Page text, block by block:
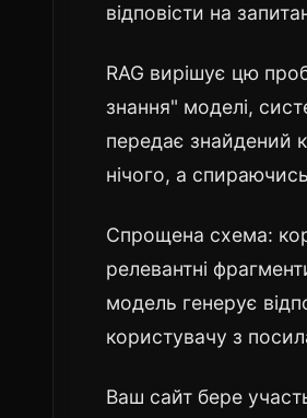
відповісти на
RAG вирішує цю
знання" моделі,
передає знайдений
нічого, а
Спрощена схема:
релевантні
модель генерує
користувачу з
Ваш сайт бере